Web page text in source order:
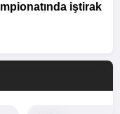
iştirak